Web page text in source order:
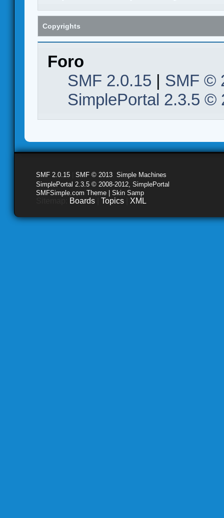
Copyrights
Foro
SMF 2.0.15 | SMF ©
SimplePortal 2.3.5 ©
SMF 2.0.15 SMF © 2013 Simple Machines
SimplePortal 2.3.5 © 2008-2012, SimplePortal
SMFSimple.com Theme | Skin Samp
Boards Topics XML